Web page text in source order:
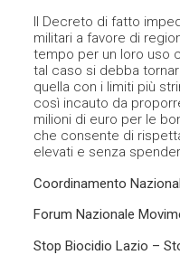
Il Decreto di fatto
militari a favore di
tempo per un loro uso
tal caso si debba
quella con i limiti più
così incauto da
milioni di euro per le
che consente di
elevati e senza
Coordinamento
Forum Nazionale
Stop Biocidio Lazio –